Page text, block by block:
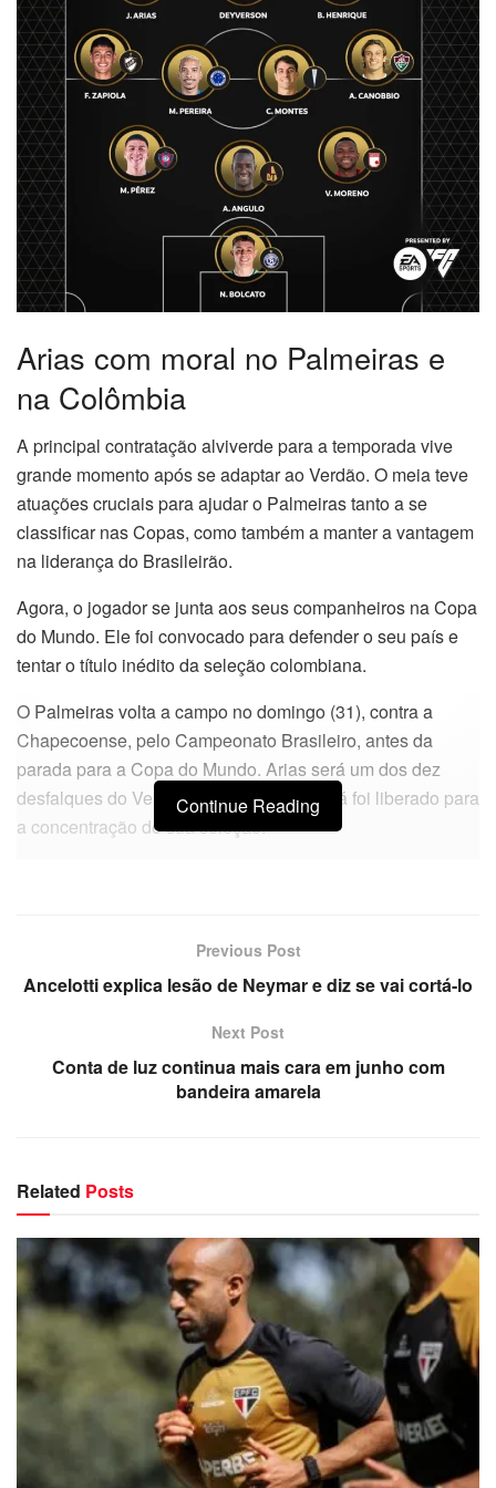
Arias com moral no Palmeiras e
na Colômbia
A principal contratação alviverde para a temporada vive
grande momento após se adaptar ao Verdão. O meia teve
atuações cruciais para ajudar o Palmeiras tanto a se
classificar nas Copas, como também a manter a vantagem
na liderança do Brasileirão.
Agora, o jogador se junta aos seus companheiros na Copa
do Mundo. Ele foi convocado para defender o seu país e
tentar o título inédito da seleção colombiana.
O Palmeiras volta a campo no domingo (31), contra a
Chapecoense, pelo Campeonato Brasileiro, antes da
parada para a Copa do Mundo. Arias será um dos dez
desfalques do Verdão na partida, já que já foi liberado para
a concentração de sua seleção.
Continue Reading
Previous Post
Ancelotti explica lesão de Neymar e diz se vai cortá-lo
Next Post
Conta de luz continua mais cara em junho com
bandeira amarela
Related Posts